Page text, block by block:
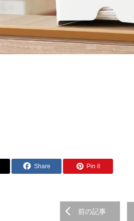
Share Pin it
前の記事